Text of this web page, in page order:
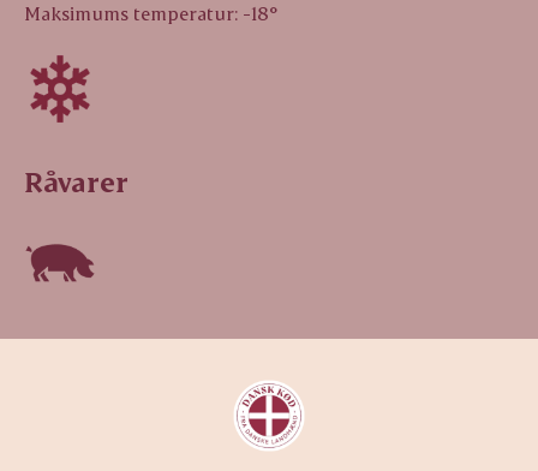
Maksimums temperatur: -18°
Råvarer